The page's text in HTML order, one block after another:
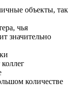
объекты, так
чья
значительно
количестве